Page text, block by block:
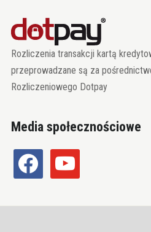
Rozliczenia transakcji kartą
przeprowadzane są za
Rozliczeniowego Dotpay
Media społecznościowe
facebook youtube